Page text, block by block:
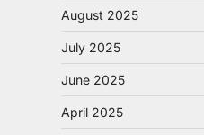
August 2025
July 2025
June 2025
April 2025